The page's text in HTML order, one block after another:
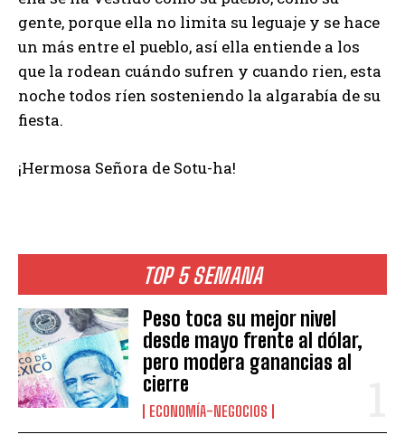
TOP 5 SEMANA
Peso toca su mejor nivel
desde mayo frente al dólar,
pero modera ganancias al
cierre
ECONOMÍA-NEGOCIOS
gente, porque ella no limita su leguaje y se hace
un más entre el pueblo, así ella entiende a los
que la rodean cuándo sufren y cuando rien, esta
noche todos ríen sosteniendo la algarabía de su
fiesta.
¡Hermosa Señora de Sotu-ha!